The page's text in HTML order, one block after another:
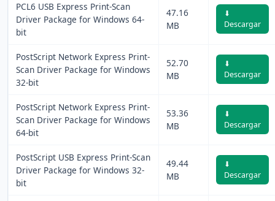
PCL6 USB Express Print-Scan
Driver Package for Windows 64-
bit
47.16
MB
⬇
Descargar
PostScript Network Express Print-
Scan Driver Package for Windows
32-bit
52.70
MB
⬇
Descargar
PostScript Network Express Print-
Scan Driver Package for Windows
64-bit
53.36
MB
⬇
Descargar
PostScript USB Express Print-Scan
Driver Package for Windows 32-
bit
49.44
MB
⬇
Descargar